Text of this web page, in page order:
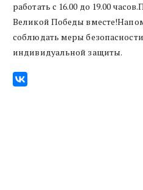
работать с 16.00 до 19.00
Великой Победы
соблюдать меры
индивидуальной защиты.